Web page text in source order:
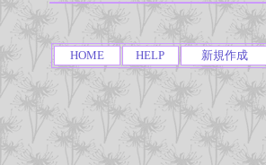
HOME HELP 新規作成